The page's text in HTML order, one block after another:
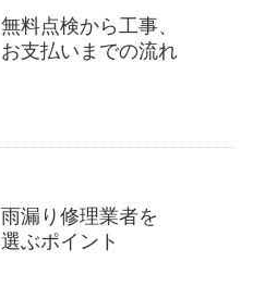
無料点検から工事、
お支払いまでの流れ
雨漏り修理業者を
選ぶポイント